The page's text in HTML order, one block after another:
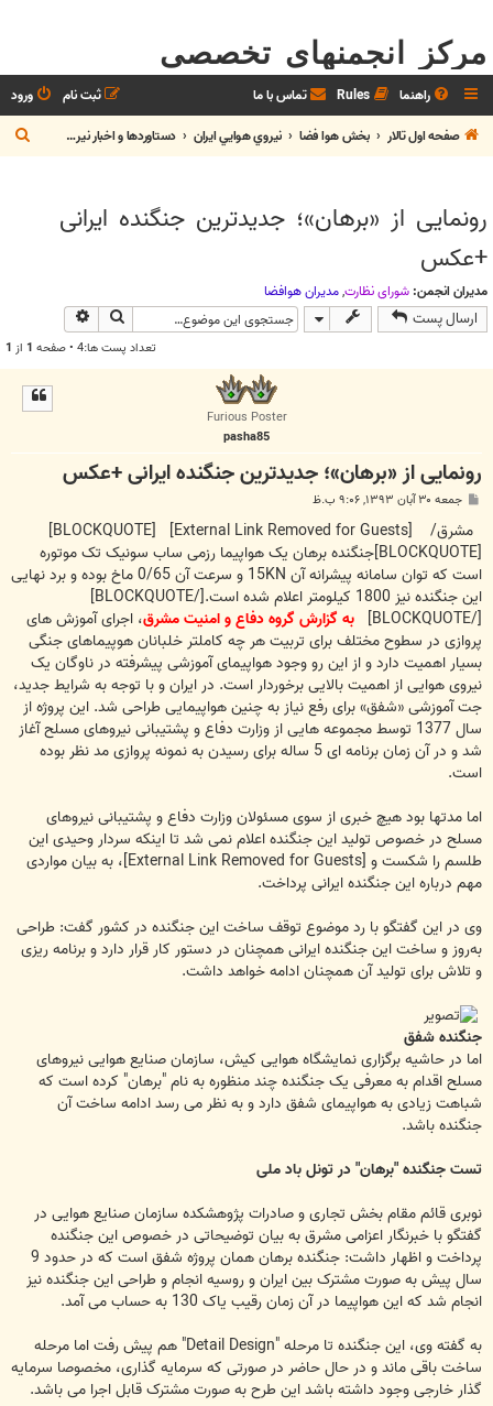
مرکز انجمنهای تخصصی
راهنما Rules تماس با ما ورود
ثبت نام
صفحه اول تالار
بخش هوا فضا نيروي هوايي ايران دستاوردها و اخبار نيروي هوايي
س
رونمایی از «برهان»؛ جدیدترین جنگنده ایرانی
+عکس
مدیران انجمن: شوراي نظارت,مديران هوافضا
ارسال پست جستجو
تعداد پست ها:4 • صفحه 1 از 1
Furious Poster
pasha85
رونمایی از «برهان»؛ جدیدترین جنگنده ایرانی +عکس
ت
جمعه ۳۰ آبان ۱۳۹۳, ۹:۰۶ ب.ظ
مشرق/ [External Link Removed for Guests]
[BLOCKQUOTE]
[BLOCKQUOTE]جنگنده برهان یک هواپیما رزمی ساب سونیک تک موتوره
است که توان سامانه پیشرانه آن 15KN و سرعت آن 0/65 ماخ بوده و برد نهایی
این جنگنده نیز 1800 کیلومتر اعلام شده است.[/BLOCKQUOTE]
[/BLOCKQUOTE]
به گزارش گروه دفاع و امنیت مشرق، اجرای آموزش های
پروازی در سطوح مختلف برای تربیت هر چه کاملتر خلبانان هوپیماهای جنگی
بسیار اهمیت دارد و از این رو وجود هواپیمای آموزشی پیشرفته در ناوگان یک
نیروی هوایی از اهمیت بالایی برخوردار است. در ایران و با توجه به شرایط جدید،
جت آموزشی «شفق» برای رفع نیاز به چنین هواپیمایی طراحی شد. این پروژه از
سال 1377 توسط مجموعه هایی از وزارت دفاع و پشتیبانی نیروهای مسلح آغاز
شد و در آن زمان برنامه ای 5 ساله برای رسیدن به نمونه پروازی مد نظر بوده
است.
اما مدتها بود هیچ خبری از سوی مسئولان وزارت دفاع و پشتیبانی نیروهای
مسلح در خصوص تولید این جنگنده اعلام نمی شد تا اینکه سردار وحیدی این
طلسم را شکست و [External Link Removed for Guests]
، به بیان مواردی
مهم درباره این جنگنده ایرانی پرداخت.
وی در این گفتگو با رد موضوع توقف ساخت این جنگنده در کشور گفت: طراحی
به‌روز و ساخت این جنگنده ایرانی همچنان در دستور کار قرار دارد و برنامه ریزی
و تلاش برای تولید آن همچنان ادامه خواهد داشت.
جنگنده شفق
اما در حاشیه برگزاری نمایشگاه هوایی کیش، سازمان صنایع هوایی نیروهای
مسلح اقدام به معرفی یک جنگنده چند منظوره به نام "برهان" کرده است که
شباهت زیادی به هواپیمای شفق دارد و به نظر می رسد ادامه ساخت آن
جنگنده باشد.
تست جنگنده "برهان" در تونل باد ملی
نوبری قائم مقام بخش تجاری و صادرات پژوهشکده سازمان صنایع هوایی در
گفتگو با خبرنگار اعزامی مشرق به بیان توضیحاتی در خصوص این جنگنده
پرداخت و اظهار داشت: جنگنده برهان همان پروژه شفق است که در حدود 9
سال پیش به صورت مشترک بین ایران و روسیه انجام و طراحی این جنگنده نیز
انجام شد که این هواپیما در آن زمان رقیب یاک 130 به حساب می آمد.
به گفته وی، این جنگنده تا مرحله "Detail Design" هم پیش رفت اما مرحله
ساخت باقی ماند و در حال حاضر در صورتی که سرمایه گذاری، مخصوصا سرمایه
گذار خارجی وجود داشته باشد این طرح به صورت مشترک قابل اجرا می باشد.